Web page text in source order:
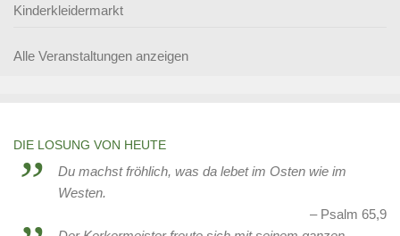
Kinderkleidermarkt
Alle Veranstaltungen anzeigen
DIE LOSUNG VON HEUTE
Du machst fröhlich, was da lebet im Osten wie im
Westen.
Psalm 65,9